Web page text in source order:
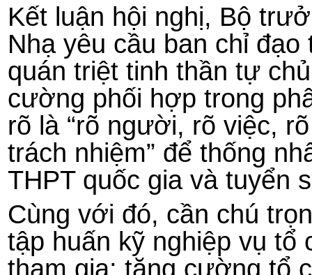
Kết luận hội nghị, Bộ
Nhạ yêu cầu ban chỉ
quán triệt tinh thần tự
cường phối hợp trong
rõ là “rõ người, rõ việc,
trách nhiệm” để thống
THPT quốc gia và tuyển
Cùng với đó, cần chú
tập huấn kỹ nghiệp vụ tổ
tham gia; tăng cường tổ